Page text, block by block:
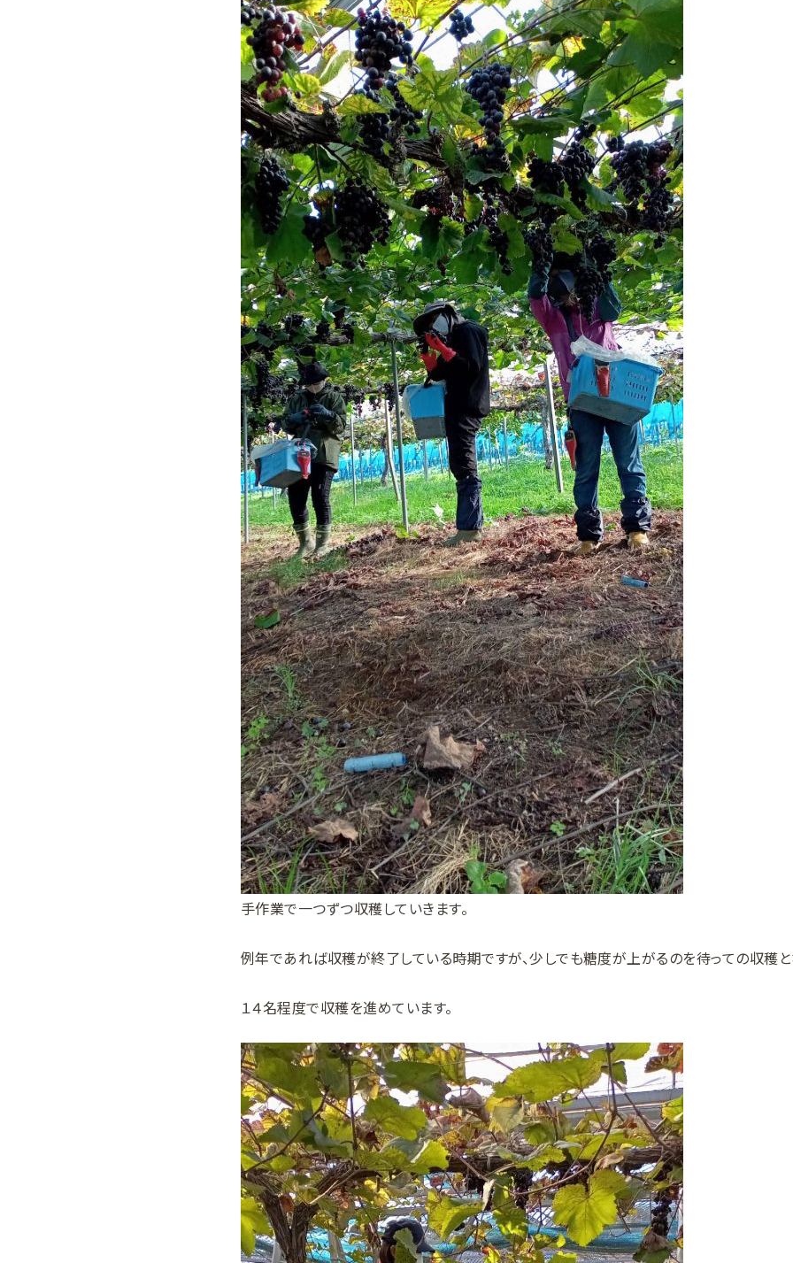
手作業で一つずつ収穫していきます。
例年であれば収穫が終了している時期ですが、少しでも糖度が上がるのを待っての収穫と
１４名程度で収穫を進めています。